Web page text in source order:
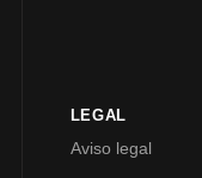
LEGAL
Aviso legal